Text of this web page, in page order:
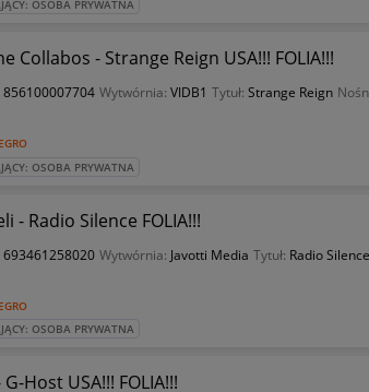
OSOBA PRYWATNA
Collabos - Strange Reign USA!!! FOLIA!!!
856100007704 Wytwórnia: VIDB1 Tytuł: Strange Reign
OSOBA PRYWATNA
- Radio Silence FOLIA!!!
693461258020 Wytwórnia: Javotti Media Tytuł: Radio Silence
OSOBA PRYWATNA
Host USA!!! FOLIA!!!